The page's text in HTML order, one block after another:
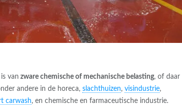
van zware chemische of mechanische belasting, of daar
andere in de horeca, slachthuizen, visindustrie,
carwash, en chemische en farmaceutische industrie.